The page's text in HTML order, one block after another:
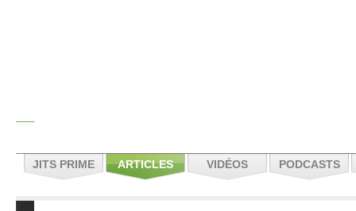
JITS PRIME ARTICLES VIDÉOS PODCASTS